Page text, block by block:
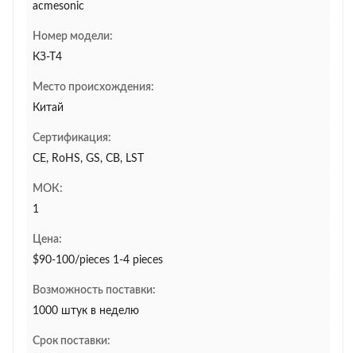
acmesonic
Номер модели:
КЗ-Т4
Место происхождения:
Китай
Сертификация:
CE, RoHS, GS, CB, LST
МОК:
1
Цена:
$90-100/pieces 1-4 pieces
Возможность поставки:
1000 штук в неделю
Срок поставки: